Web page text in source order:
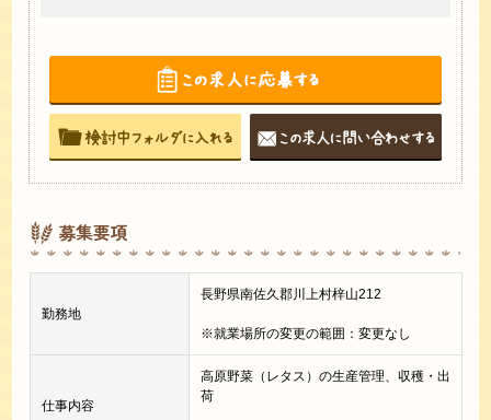
募集要項
勤務地
長野県南佐久郡川上村梓山212
※就業場所の変更の範囲：変更なし
仕事内容
高原野菜（レタス）の生産管理、収穫・出
荷